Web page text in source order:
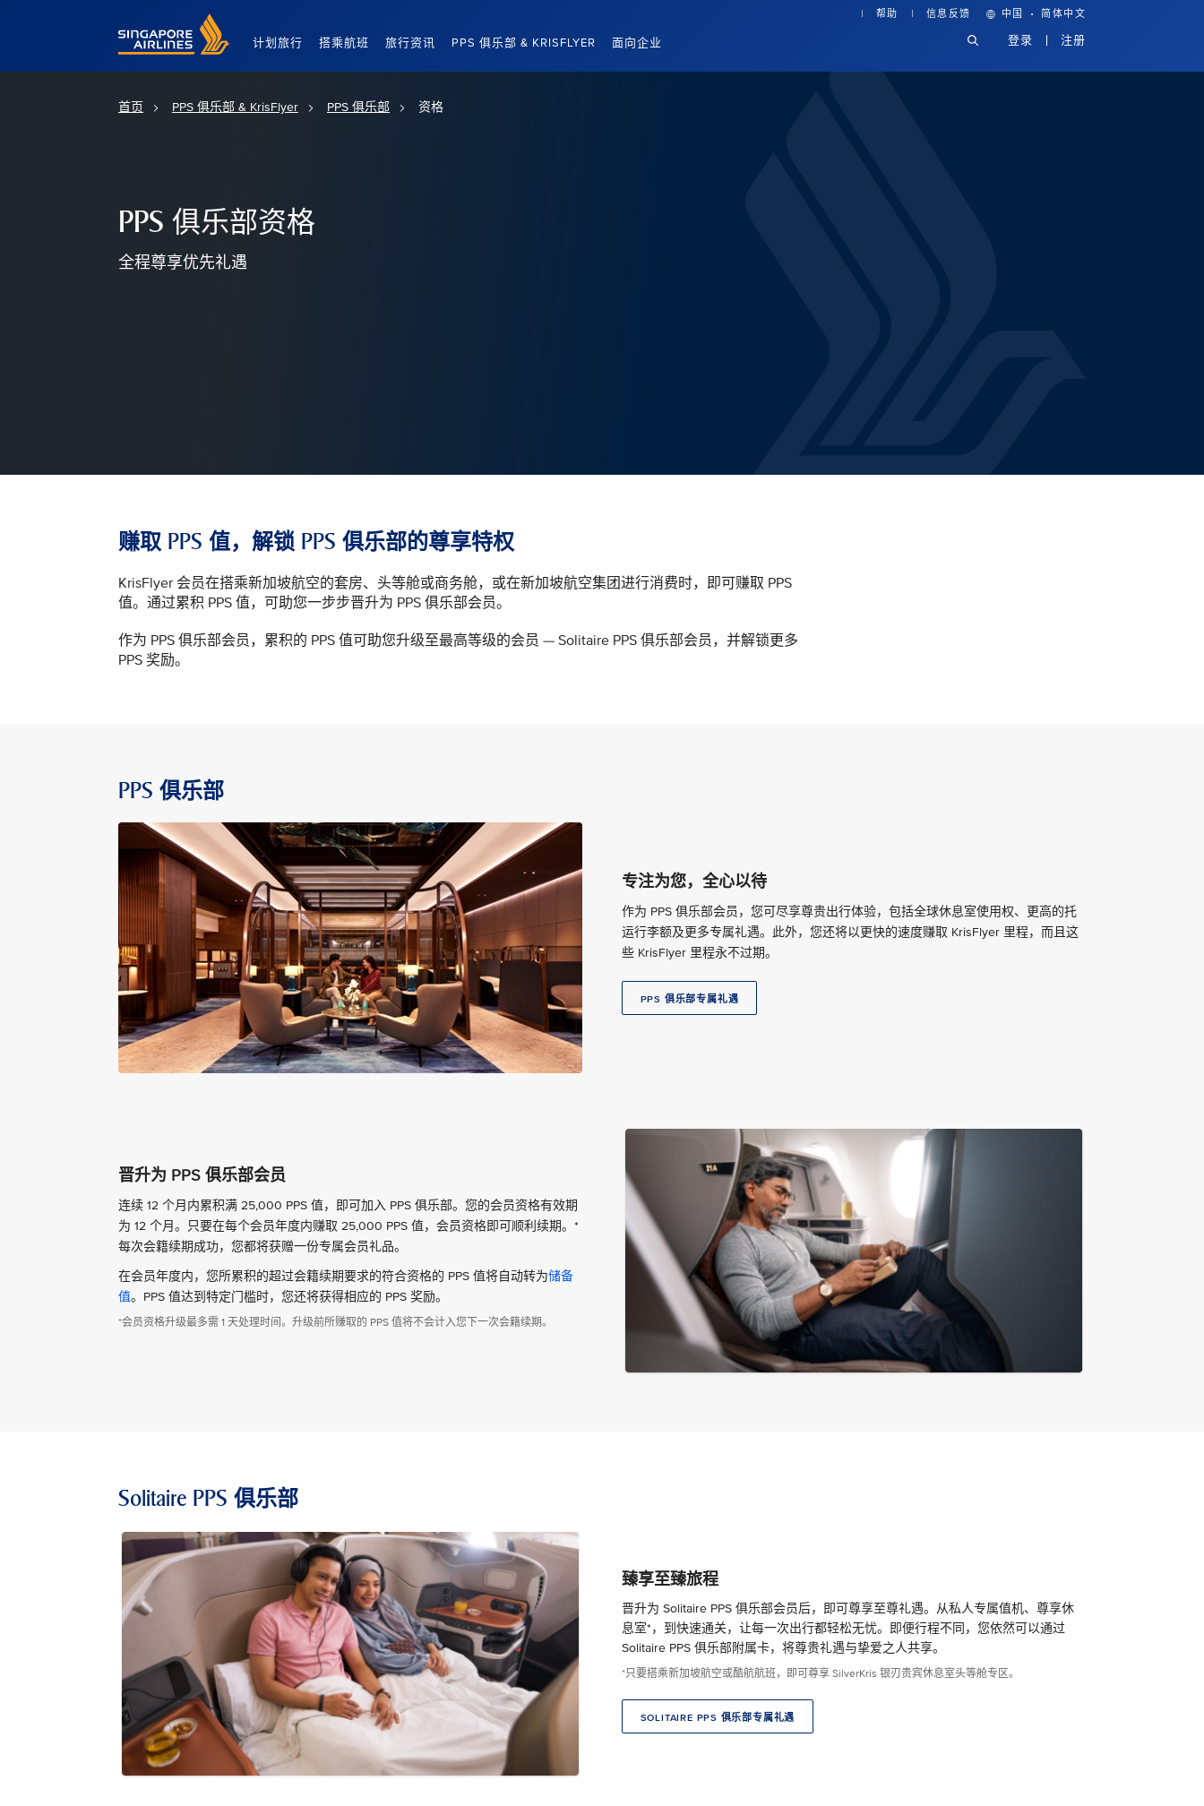
Singapore Airlines Home
计划旅行 搭乘航班 旅行资讯 PPS 俱乐部 & KRISFLYER 面向企业
帮助 信息反馈 中国 · 简体中文
登录 注册
首页 PPS 俱乐部 & KrisFlyer PPS 俱乐部 资格
PPS 俱乐部资格
全程尊享优先礼遇
赚取 PPS 值，解锁 PPS 俱乐部的尊享特权
KrisFlyer 会员在搭乘新加坡航空的套房、头等舱或商务舱，或在新加坡航空集团进行消费时，即可赚取 PPS
值。通过累积 PPS 值，可助您一步步晋升为 PPS 俱乐部会员。
作为 PPS 俱乐部会员，累积的 PPS 值可助您升级至最高等级的会员 — Solitaire PPS 俱乐部会员，并解锁更多
PPS 奖励。
PPS 俱乐部
专注为您，全心以待
作为 PPS 俱乐部会员，您可尽享尊贵出行体验，包括全球休息室使用权、更高的托
运行李额及更多专属礼遇。此外，您还将以更快的速度赚取 KrisFlyer 里程，而且这
些 KrisFlyer 里程永不过期。
PPS 俱乐部专属礼遇
晋升为 PPS 俱乐部会员
连续 12 个月内累积满 25,000 PPS 值，即可加入 PPS 俱乐部。您的会员资格有效期
为 12 个月。只要在每个会员年度内赚取 25,000 PPS 值，会员资格即可顺利续期。*
每次会籍续期成功，您都将获赠一份专属会员礼品。
在会员年度内，您所累积的超过会籍续期要求的符合资格的 PPS 值将自动转为储备
值。PPS 值达到特定门槛时，您还将获得相应的 PPS 奖励。
*会员资格升级最多需 1 天处理时间。升级前所赚取的 PPS 值将不会计入您下一次会籍续期。
Solitaire PPS 俱乐部
臻享至臻旅程
晋升为 Solitaire PPS 俱乐部会员后，即可尊享至尊礼遇。从私人专属值机、尊享休
息室*，到快速通关，让每一次出行都轻松无忧。即便行程不同，您依然可以通过
Solitaire PPS 俱乐部附属卡，将尊贵礼遇与挚爱之人共享。
*只要搭乘新加坡航空或酷航航班，即可尊享 SilverKris 银刃贵宾休息室头等舱专区。
SOLITAIRE PPS 俱乐部专属礼遇